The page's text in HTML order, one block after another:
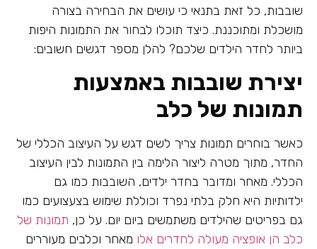
שובבות, כל זאת בתנאי כי עושים את הבחירה בצורה
מושכלת ומתוכננת. כיצד תוכלו לבחור את התמונות היפות
ביותר לחדר הילדים שלכם? להלן מספר דגשים חשובים:
יצירת שובבות באמצעות
תמונות של כלב
כאשר בוחרים תמונות צריך לשים דגש על העיצוב הכללי של
החדר, מתוך מטרה ליצור הלימה בין התמונות לבין העיצוב
הכללי. מאחר ומדובר בחדר ילדים, השובבות כמו גם
ילדותיות היא חלק בלתי נפרד וכוללת שימוש בצעצועים כמו
גם בפריטים שהילדים משתמשים ביום יום. על כן, תמונות של
כלב הן אופציה מעולה לחדרים אלו מאחר וכלבים מעוררים